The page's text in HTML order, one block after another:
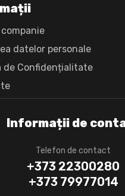
Informații de
Telefon de contact
+373 22300280
+373 79977014
datelor personale
de Confidențialitate